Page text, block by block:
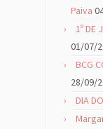
Paiva
1º DE
01/07/
BCG
28/09/
DIA